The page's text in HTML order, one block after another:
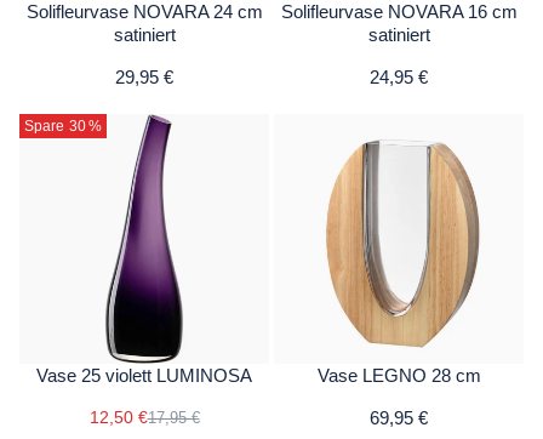
Solifleurvase NOVARA 24 cm
satiniert
29,95 €
Solifleurvase NOVARA 16 cm
satiniert
24,95 €
Spare 30%
Vase 25 violett LUMINOSA
12,50 €17,95 €
Vase LEGNO 28 cm
69,95 €